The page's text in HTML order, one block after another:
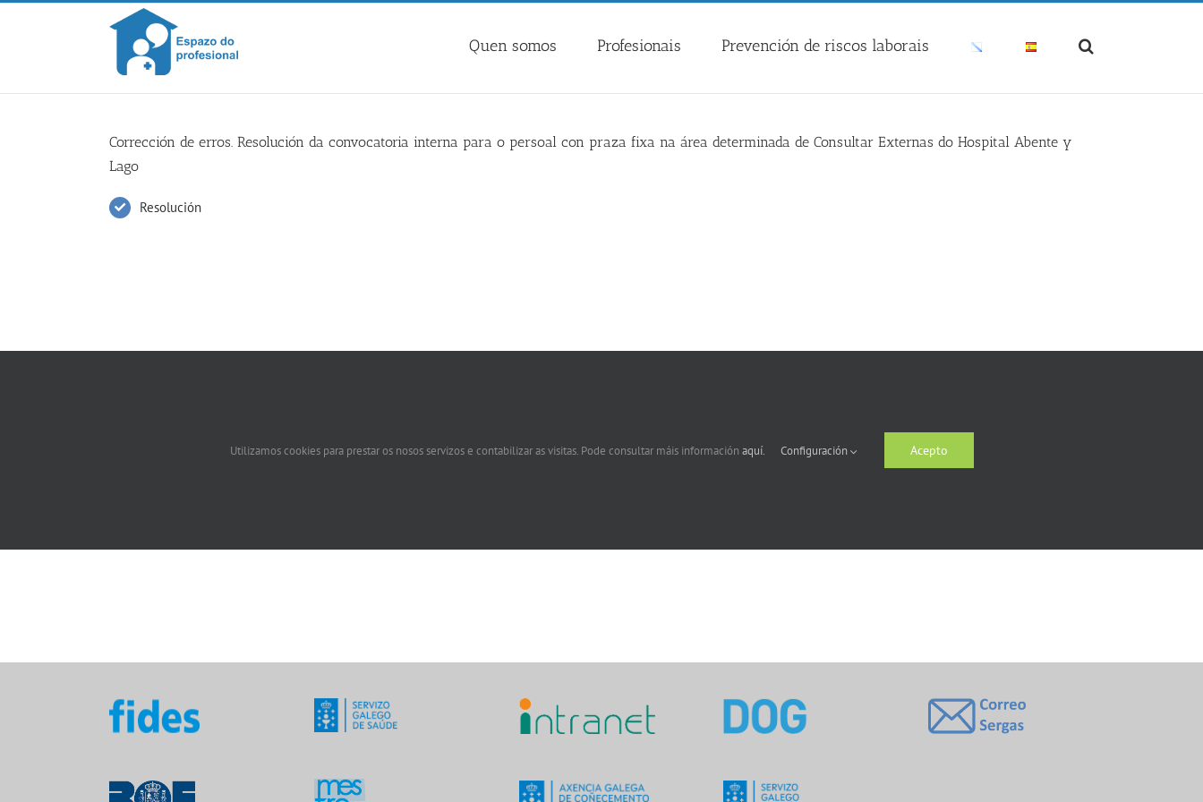
Skip
Quen somos Profesionais Prevención de riscos laborais
Corrección de erros. Resolución da convocatoria interna para o persoal con praza fixa na área determinada de Consultar Externas do Hospital Abente y
Lago
Resolución
Utilizamos cookies para prestar os nosos servizos e contabilizar as visitas. Pode consultar máis información aquí. Configuración Acepto